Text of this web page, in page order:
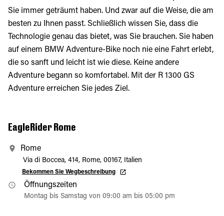
Sie immer geträumt haben. Und zwar auf die Weise, die am
besten zu Ihnen passt. Schließlich wissen Sie, dass die
Technologie genau das bietet, was Sie brauchen. Sie haben
auf einem BMW Adventure-Bike noch nie eine Fahrt erlebt,
die so sanft und leicht ist wie diese. Keine andere
Adventure begann so komfortabel. Mit der R 1300 GS
Adventure erreichen Sie jedes Ziel.
EagleRider Rome
Rome
Via di Boccea, 414, Rome, 00167, Italien
Bekommen Sie Wegbeschreibung
Öffnungszeiten
Montag bis Samstag von 09:00 am bis 05:00 pm